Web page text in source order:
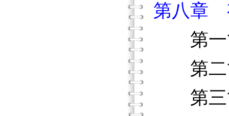
第八章
第一
第二
第三